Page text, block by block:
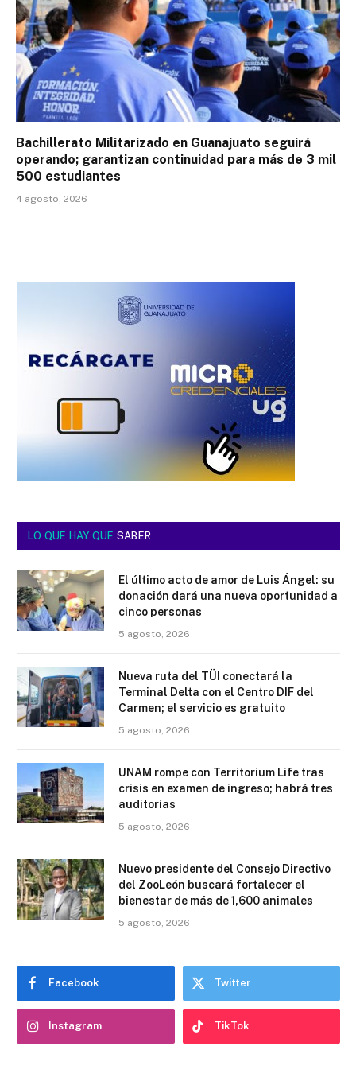
Bachillerato Militarizado en Guanajuato seguirá
operando; garantizan continuidad para más de 3 mil
500 estudiantes
4 agosto, 2026
LO QUE HAY QUE SABER
El último acto de amor de Luis Ángel: su
donación dará una nueva oportunidad a
cinco personas
5 agosto, 2026
Nueva ruta del TÜI conectará la
Terminal Delta con el Centro DIF del
Carmen; el servicio es gratuito
5 agosto, 2026
UNAM rompe con Territorium Life tras
crisis en examen de ingreso; habrá tres
auditorías
5 agosto, 2026
Nuevo presidente del Consejo Directivo
del ZooLeón buscará fortalecer el
bienestar de más de 1,600 animales
5 agosto, 2026
Facebook Twitter
Instagram TikTok